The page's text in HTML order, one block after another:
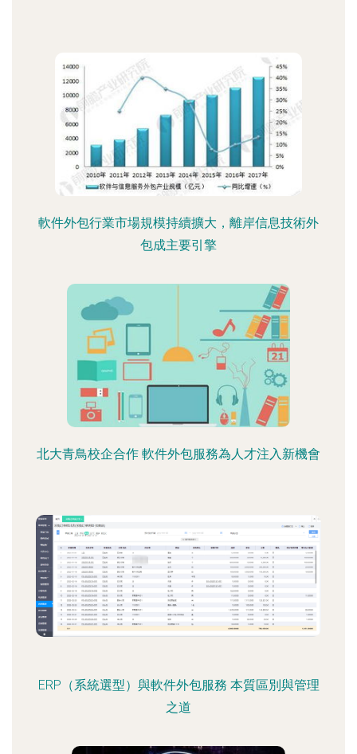
軟件外包行業市場規模持續擴大，離岸信息技術外
包成主要引擎
北大青鳥校企合作 軟件外包服務為人才注入新機會
ERP（系統選型）與軟件外包服務 本質區別與管理
之道